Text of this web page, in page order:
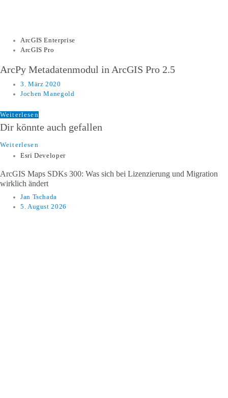
ArcGIS Enterprise
ArcGIS Pro
ArcPy Metadatenmodul in ArcGIS Pro 2.5
3. März 2020
Jochen Manegold
Weiterlesen
Dir könnte auch gefallen
Weiterlesen
Esri Developer
ArcGIS Maps SDKs 300: Was sich bei Lizenzierung und Migration
wirklich ändert
Jan Tschada
5. August 2026